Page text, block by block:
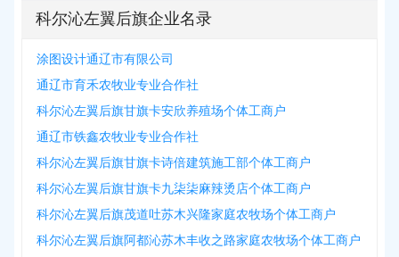
科尔沁左翼后旗企业名录
涂图设计通辽市有限公司
通辽市育禾农牧业专业合作社
科尔沁左翼后旗甘旗卡安欣养殖场个体工商户
通辽市铁鑫农牧业专业合作社
科尔沁左翼后旗甘旗卡诗倍建筑施工部个体工商户
科尔沁左翼后旗甘旗卡九柒柒麻辣烫店个体工商户
科尔沁左翼后旗茂道吐苏木兴隆家庭农牧场个体工商户
科尔沁左翼后旗阿都沁苏木丰收之路家庭农牧场个体工商户